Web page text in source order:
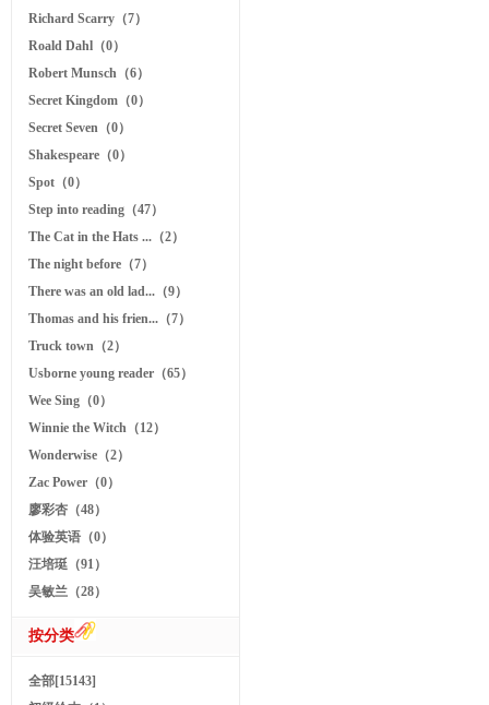
Richard Scarry（7）
Roald Dahl（0）
Robert Munsch（6）
Secret Kingdom（0）
Secret Seven（0）
Shakespeare（0）
Spot（0）
Step into reading（47）
The Cat in the Hats ...（2）
The night before（7）
There was an old lad...（9）
Thomas and his frien...（7）
Truck town（2）
Usborne young reader（65）
Wee Sing（0）
Winnie the Witch（12）
Wonderwise（2）
Zac Power（0）
廖彩杏（48）
体验英语（0）
汪培珽（91）
吴敏兰（28）
按分类
全部[15143]